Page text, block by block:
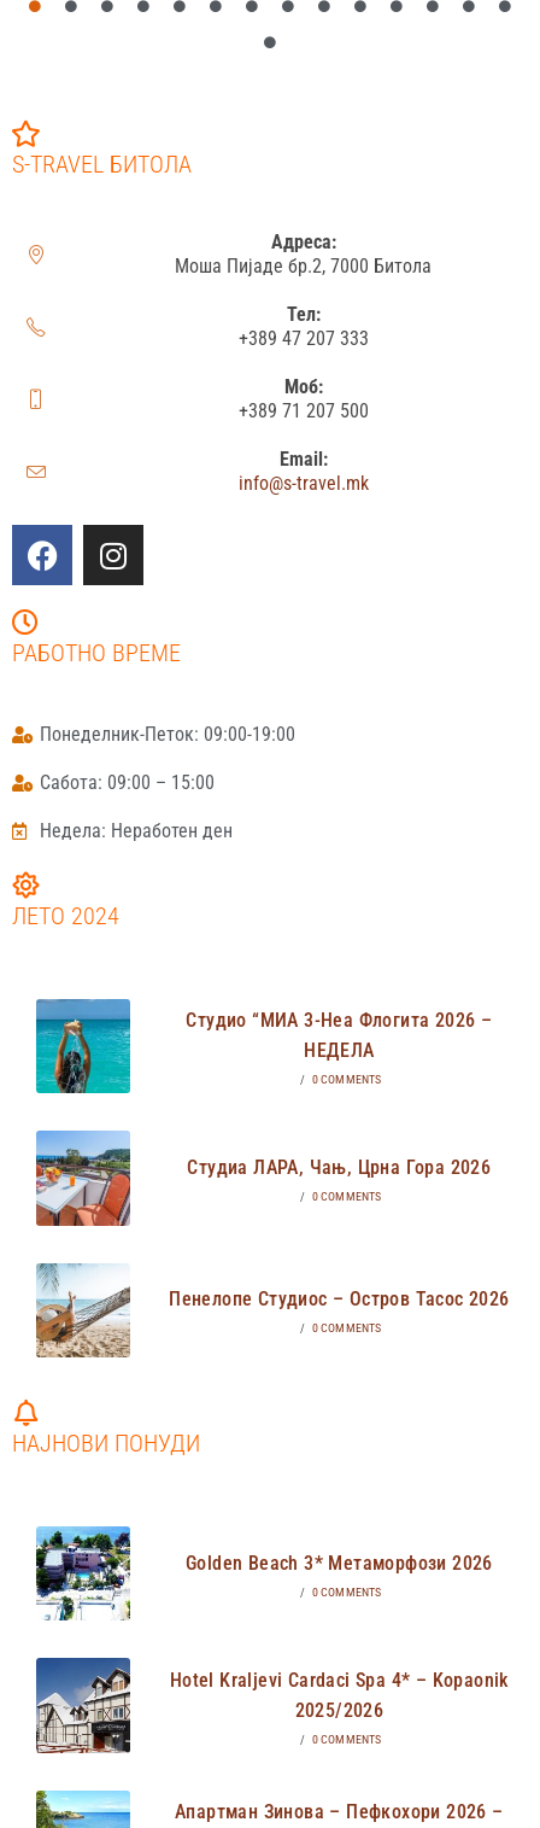
S-TRAVEL БИТОЛА
Адреса:
Моша Пијаде бр.2, 7000 Битола
Тел:
+389 47 207 333
Моб:
+389 71 207 500
Email:
info@s-travel.mk
РАБОТНО ВРЕМЕ
Понеделник-Петок: 09:00-19:00
Сабота: 09:00 – 15:00
Недела: Неработен ден
ЛЕТО 2024
Студио “МИА 3-Неа Флогита 2026 –
НЕДЕЛА
/ 0 COMMENTS
Студиа ЛАРА, Чањ, Црна Гора 2026
/ 0 COMMENTS
Пенелопе Студиос – Остров Тасос 2026
/ 0 COMMENTS
НАЈНОВИ ПОНУДИ
Golden Beach 3* Метаморфози 2026
/ 0 COMMENTS
Hotel Kraljevi Cardaci Spa 4* – Kopaonik
2025/2026
/ 0 COMMENTS
Апартман Зинова – Пефкохори 2026 –